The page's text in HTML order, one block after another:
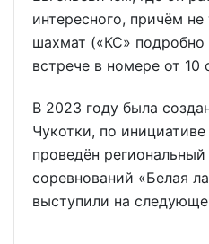
интересного, причём
шахмат («КС» подробно
встрече в номере от 10
В 2023 году была
Чукотки, по
проведён
соревнований «Белая
выступили на